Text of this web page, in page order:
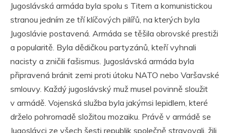
Jugoslávská armáda byla spolu s Titem a komunistickou
stranou jedním ze tří klíčových pilířů, na kterých byla
Jugoslávie postavená. Armáda se těšila obrovské prestiži
a popularitě. Byla dědičkou partyzánů, kteří vyhnali
nacisty a zničili fašismus. Jugoslávská armáda byla
připravená bránit zemi proti útoku NATO nebo Varšavské
smlouvy. Každý jugoslávský muž musel povinně sloužit
v armádě. Vojenská služba byla jakýmsi lepidlem, které
drželo pohromadě složitou mozaiku. Právě v armádě se
Jugoslávci ze všech šesti republik společně stravovali, žili